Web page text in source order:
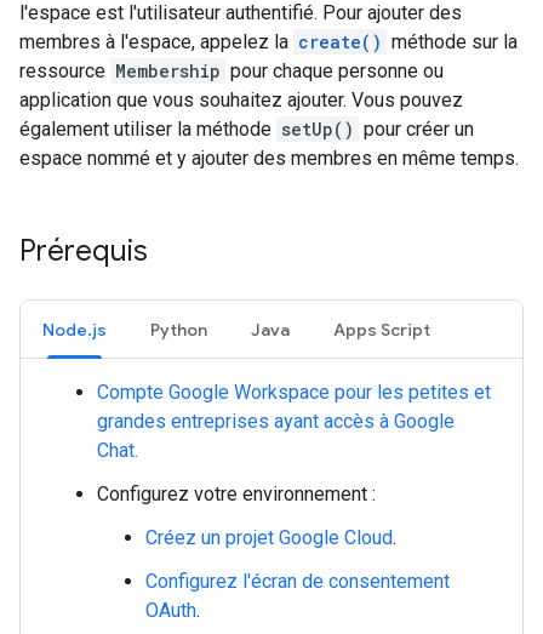
l'espace est l'utilisateur authentifié. Pour ajouter des
membres à l'espace, appelez la create() méthode sur la
ressource Membership pour chaque personne ou
application que vous souhaitez ajouter. Vous pouvez
également utiliser la méthode setUp() pour créer un
espace nommé et y ajouter des membres en même temps.
Prérequis
Node.js Python Java Apps Script
Compte Google Workspace pour les petites et
grandes entreprises ayant accès à Google
Chat.
Configurez votre environnement :
Créez un projet Google Cloud.
Configurez l'écran de consentement
OAuth.